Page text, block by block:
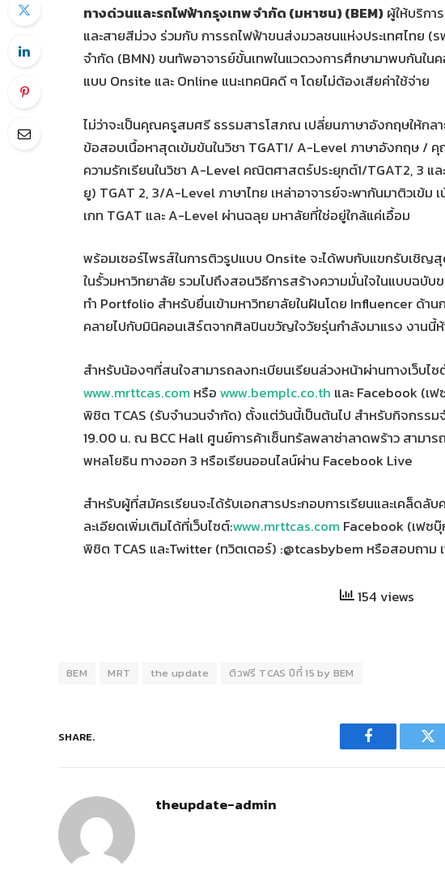
ทางด่วนและรถไฟฟ้ากรุงเทพ จำกัด (มหาชน) (BEM) ผู้ให้บริกา
และสายสีม่วง ร่วมกับ การรถไฟฟ้าขนส่งมวลชนแห่งประเทศไทย (
จำกัด (BMN) ขนทัพอาจารย์ขั้นเทพในแวดวงการศึกษามาพบกันใน
แบบ Onsite และ Online แนะเทคนิคดี ๆ โดยไม่ต้องเสียค่าใช้จ่าย
ไม่ว่าจะเป็นคุณครูสมศรี ธรรมสารโสภณ เปลี่ยนภาษาอังกฤษให้กล
ข้อสอบเนื้อหาสุดเข้มข้นในวิชา TGAT1/ A-Level ภาษาอังกฤษ /
ความรักเรียนในวิชา A-Level คณิตศาสตร์ประยุกต์1/TGAT2, 3
ยู) TGAT 2, 3/A-Level ภาษาไทย เหล่าอาจารย์จะพากันมาติวเข้
เกท TGAT และ A-Level ผ่านฉลุย มหาลัยที่ใช่อยู่ใกล้แค่เอื้อม
พร้อมเซอร์ไพรส์ในการติวรูปแบบ Onsite จะได้พบกับแขกรับเชิญ
ในรั้วมหาวิทยาลัย รวมไปถึงสอนวิธีการสร้างความมั่นใจในแบบฉบั
ทำ Portfolio สำหรับยื่นเข้ามหาวิทยาลัยในฝันโดย Influencer ด้าน
คลายไปกับมินิคอนเสิร์ตจากศิลปินขวัญใจวัยรุ่นกำลังมาแรง งานนี้
สำหรับน้องๆที่สนใจสามารถลงทะเบียนเรียนล่วงหน้าผ่านทางเว็บไซ
www.mrttcas.com หรือ www.bemplc.co.th และ Facebook (เ
พิชิต TCAS (รับจำนวนจำกัด) ตั้งแต่วันนี้เป็นต้นไป สำหรับกิจกรร
19.00 น. ณ BCC Hall ศูนย์การค้าเซ็นทรัลพลาซ่าลาดพร้าว สามา
พหลโยธิน ทางออก 3 หรือเรียนออนไลน์ผ่าน Facebook Live
สำหรับผู้ที่สมัครเรียนจะได้รับเอกสารประกอบการเรียนและเคล็ด
ละเอียดเพิ่มเติมได้ที่เว็บไซต์:www.mrttcas.com Facebook (เฟซ
พิชิต TCAS และTwitter (ทวิตเตอร์) :@tcasbybem หรือสอบถาม
154 views
BEM MRT the update ติวฟรี TCAS ปีที่ 15 by BEM
SHARE.
Facebook
theupdate-admin